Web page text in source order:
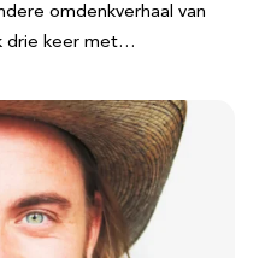
omdenkverhaal van
drie keer met…